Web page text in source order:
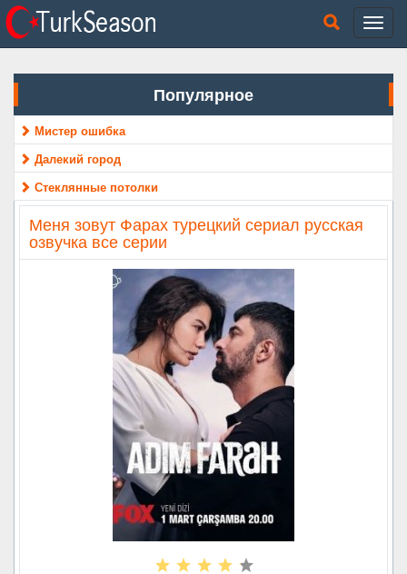
Популярное
Мистер ошибка
Далекий город
Стеклянные потолки
Меня зовут Фарах турецкий сериал русская
озвучка все серии